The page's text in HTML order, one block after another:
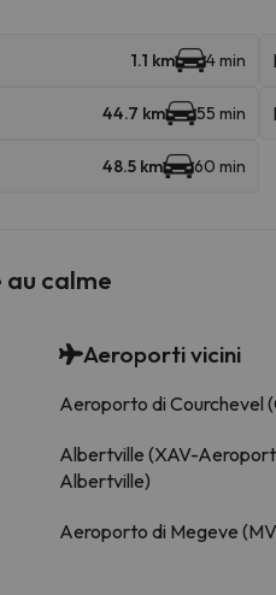
1.1 km 4 min
44.7 km 55 min
48.5 km 60 min
calme
Aeroporti vicini
Aeroporto di Courchevel
Albertville (XAV-
Albertville)
Aeroporto di Megeve